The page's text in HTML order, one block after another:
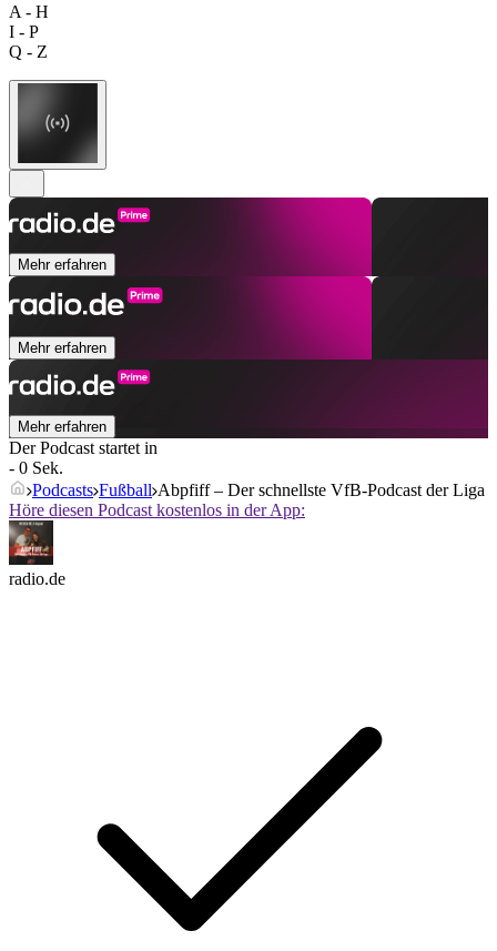
A - H
I - P
Q - Z
Mehr erfahren
Mehr erfahren
Mehr erfahren
Der Podcast startet in
- 0 Sek.
Podcasts Fußball Abpfiff – Der schnellste VfB-Podcast der Liga
Höre diesen Podcast kostenlos in der App:
radio.de